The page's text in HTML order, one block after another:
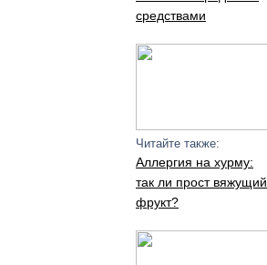
средствами
Читайте также:
Аллергия на хурму:
так ли прост вяжущий
фрукт?